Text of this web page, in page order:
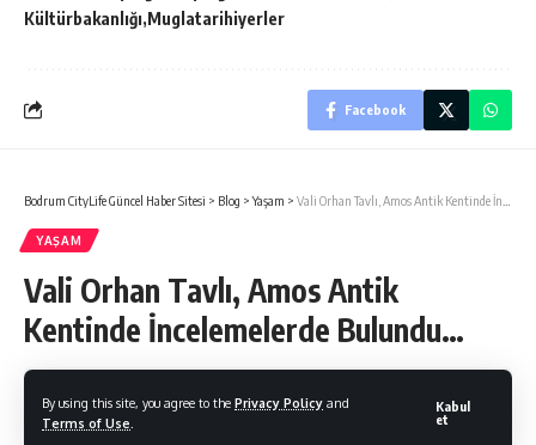
By using this site, you agree to the Privacy Policy and
Terms of Use
Kabul
et
Kültürbakanlığı Muglatarihiyerler
Facebook
Bodrum CityLife Güncel Haber Sitesi > Blog >Yaşam > Vali Orhan Tavlı, Amos Antik Kentinde İncelemelerde Bulundu…
YAŞAM
Vali Orhan Tavlı, Amos Antik
Kentinde İncelemelerde Bulundu…
Bodrum Citylife